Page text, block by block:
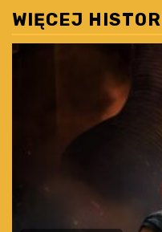
WIĘCEJ